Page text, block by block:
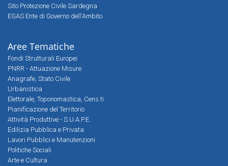
Sito Protezione Civile Sardegna
EGAS Ente di Governo dell'Ambito
Aree Tematiche
Fondi Strutturali Europei
PNRR - Attuazione Misure
Anagrafe, Stato Civile
Urbanistica
Elettorale, Toponomastica, Cens.ti
Pianificazione del Territorio
Attività Produttive - S.U.A.P.E.
Edilizia Pubblica e Privata
Lavori Pubblici e Manutenzioni
Politiche Sociali
Arte e Cultura